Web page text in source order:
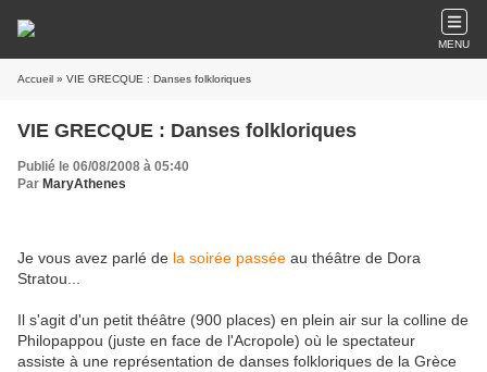
MENU
Accueil » VIE GRECQUE : Danses folkloriques
VIE GRECQUE : Danses folkloriques
Publié le 06/08/2008 à 05:40
Par MaryAthenes
Je vous avez parlé de la soirée passée au théâtre de Dora
Stratou...
Il s'agit d'un petit théâtre (900 places) en plein air sur la colline de
Philopappou (juste en face de l'Acropole) où le spectateur
assiste à une représentation de danses folkloriques de la Grèce